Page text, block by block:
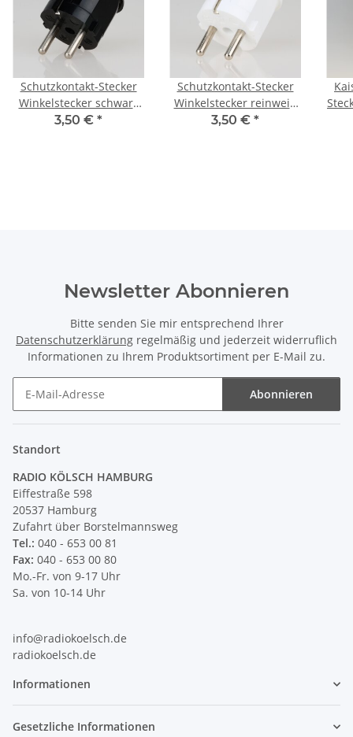
Schutzkontakt-Stecker
Winkelstecker schwarz
Bakelit Optik 250V/16A
3,50 € *
Schutzkontakt-Stecker
Winkelstecker reinweiß
250V/16A
3,50 € *
Newsletter Abonnieren
Bitte senden Sie mir entsprechend Ihrer
Datenschutzerklärung regelmäßig und jederzeit widerruflich
Informationen zu Ihrem Produktsortiment per E-Mail zu.
Abonnieren
Standort
RADIO KÖLSCH HAMBURG
Eiffestraße 598
20537 Hamburg
Zufahrt über Borstelmannsweg
Tel.: 040 - 653 00 81
Fax: 040 - 653 00 80
Mo.-Fr. von 9-17 Uhr
Sa. von 10-14 Uhr
info@radiokoelsch.de
radiokoelsch.de
Informationen
Gesetzliche Informationen